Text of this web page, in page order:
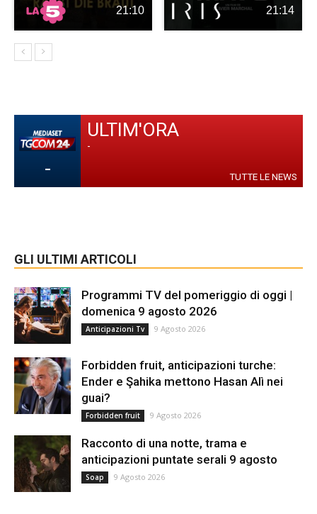
21:10 21:14
-
ULTIM'ORA
-
TUTTE LE NEWS
GLI ULTIMI ARTICOLI
Programmi TV del pomeriggio di oggi |
domenica 9 agosto 2026
Anticipazioni Tv 9 Agosto 2026
Forbidden fruit, anticipazioni turche:
Ender e Şahika mettono Hasan Alì nei
guai?
Forbidden fruit 9 Agosto 2026
Racconto di una notte, trama e
anticipazioni puntate serali 9 agosto
Soap 9 Agosto 2026